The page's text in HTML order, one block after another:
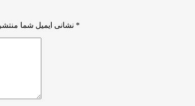
نشانی ایمیل شما *